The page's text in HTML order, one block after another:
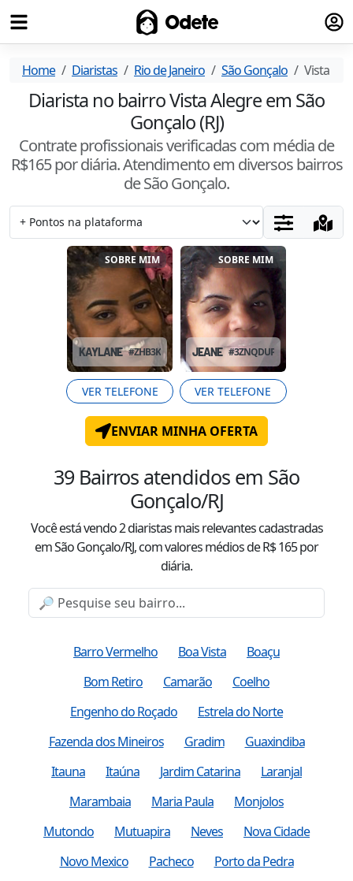
Odete
Home Diaristas Rio de Janeiro São Gonçalo Vista
Diarista no bairro Vista Alegre em São
Gonçalo (RJ)
Contrate profissionais verificadas com média de
R$165por diária. Atendimentoem diversos bairros
de São Gonçalo.
SOBRE MIM
KAYLANE #ZHB3KPFU
VER TELEFONE
SOBRE MIM
JEANE #3ZNQDUP0
VER TELEFONE
ENVIAR MINHA OFERTA
39 Bairros atendidos em São
Gonçalo/RJ
Você está vendo2diaristas mais relevantes cadastradas
em São Gonçalo/RJ, com valoresmédiosde R$165por
diária.
Barro Vermelho Boa Vista
Boaçu
Bom Retiro
Camarão
Coelho
Engenho do Roçado
Estrela do Norte
Fazenda dos Mineiros
Gradim
Guaxindiba
Itauna
Itaúna Jardim Catarina
Laranjal
Marambaia
Maria Paula
Monjolos
Mutondo
Mutuapira Neves
Nova Cidade
Novo Mexico
Pacheco
Porto da Pedra